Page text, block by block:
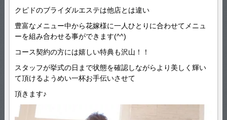
クピドのブライダルエステは他店とは違い
豊富なメニュー中から花嫁様に一人ひとりに合わせてメニュ
ーを組み合わせる事ができます(^^)
コース契約の方には嬉しい特典も沢山！！
スタッフが挙式の日まで状態を確認しながらより美しく輝い
て頂けるようめい一杯お手伝いさせて
頂きます♪